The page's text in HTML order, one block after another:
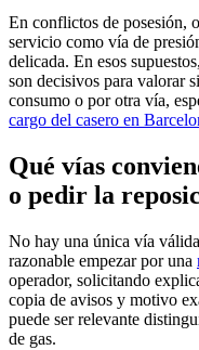
En conflictos de posesión,
servicio como vía de
delicada. En esos
son decisivos para valorar
consumo o por otra vía,
cargo del casero en
Qué vías
o pedir la
No hay una única vía
razonable empezar por una
operador, solicitando
copia de avisos y motivo
puede ser relevante
de gas.